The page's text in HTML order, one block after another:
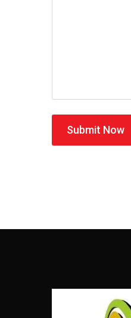
Submit Now